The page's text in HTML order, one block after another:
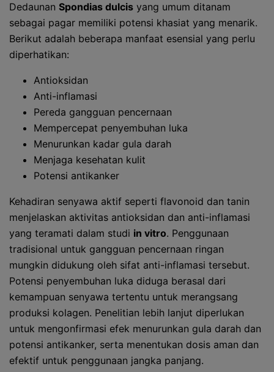
Dedaunan Spondias dulcis yang umum ditanam
sebagai pagar memiliki potensi khasiat yang menarik.
Berikut adalah beberapa manfaat esensial yang perlu
diperhatikan:
Antioksidan
Anti-inflamasi
Pereda gangguan pencernaan
Mempercepat penyembuhan luka
Menurunkan kadar gula darah
Menjaga kesehatan kulit
Potensi antikanker
Kehadiran senyawa aktif seperti flavonoid dan tanin
menjelaskan aktivitas antioksidan dan anti-inflamasi
yang teramati dalam studi in vitro. Penggunaan
tradisional untuk gangguan pencernaan ringan
mungkin didukung oleh sifat anti-inflamasi tersebut.
Potensi penyembuhan luka diduga berasal dari
kemampuan senyawa tertentu untuk merangsang
produksi kolagen. Penelitian lebih lanjut diperlukan
untuk mengonfirmasi efek menurunkan gula darah dan
potensi antikanker, serta menentukan dosis aman dan
efektif untuk penggunaan jangka panjang.